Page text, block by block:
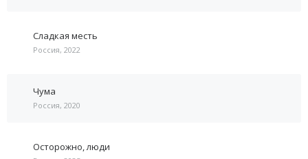
Сладкая месть
Россия, 2022
Чума
Россия, 2020
Осторожно, люди